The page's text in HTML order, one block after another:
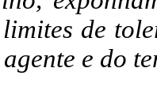
de
e do